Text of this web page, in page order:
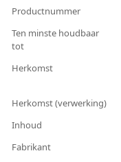
Productnummer
Ten minste houdbaar
tot
Herkomst
Herkomst (verwerking)
Inhoud
Fabrikant